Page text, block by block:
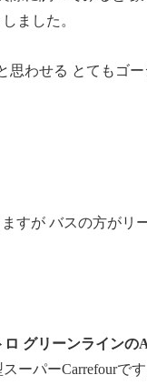
しました。
思わせる とてもゴ
すが バスの方がリ
ロ グリーンライン
ーパーCarrefourで